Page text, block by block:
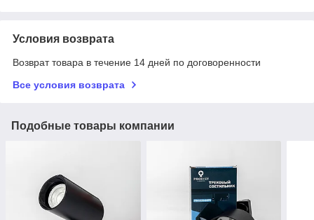
Условия возврата
Возврат товара в течение 14 дней по договоренности
Все условия возврата
Подобные товары компании